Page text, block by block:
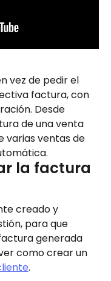
vez de pedir el
factura, con
Desde
de una venta
varias ventas de
la factura
creado y
para que
generada
como crear un
.